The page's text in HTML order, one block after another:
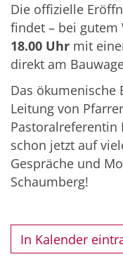
Die offizielle
findet – bei gutem
18.00 Uhr mit
direkt am
Das ökumenische
Leitung von
Pastoralreferentin
schon jetzt auf
Gespräche und
Schaumberg!
In Kalender